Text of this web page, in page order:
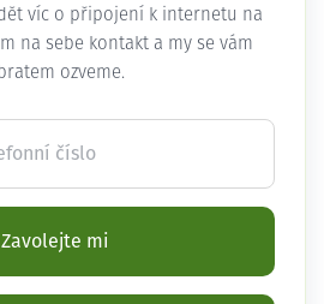
víc o připojení k internetu na
na sebe kontakt a my se vám
ozveme.
číslo
Zavolejte mi